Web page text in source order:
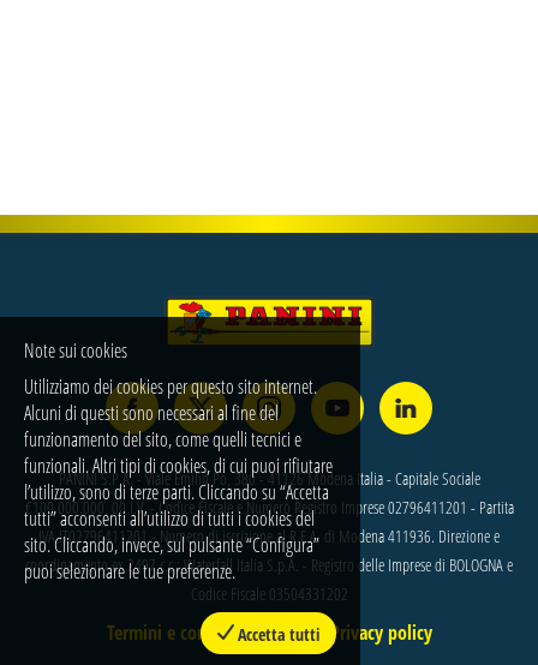
PANINI S.P.A. - Viale Emilio Po, 380 - 41126 Modena Italia - Capitale Sociale
€100.000.000, 00 I.V. - Codice Fiscale e Numero Registro Imprese 02796411201 - Partita
IVA IT02796411201 - Numero di iscrizione al R.E.A. di Modena 411936. Direzione e
coordinamento ex 2497 c.c.: Waterfall Italia S.p.A. - Registro delle Imprese di BOLOGNA e
Codice Fiscale 03504331202
Termini e condizioni Privacy policy
Note sui cookies
Utilizziamo dei cookies per questo sito internet.
Alcuni di questi sono necessari al fine del
funzionamento del sito, come quelli tecnici e
funzionali. Altri tipi di cookies, di cui puoi rifiutare
l’utilizzo, sono di terze parti. Cliccando su “Accetta
tutti” acconsenti all’utilizzo di tutti i cookies del
sito. Cliccando, invece, sul pulsante “Configura”
puoi selezionare le tue preferenze.
Accetta tutti